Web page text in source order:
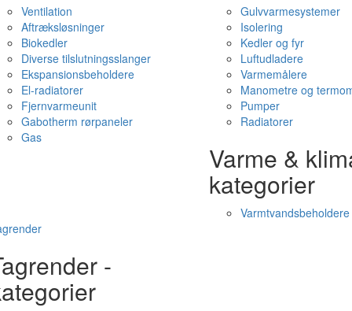
Ventilation
Aftræksløsninger
Biokedler
Diverse tilslutningsslanger
Ekspansionsbeholdere
El-radiatorer
Fjernvarmeunit
Gabotherm rørpaneler
Gas
Gulvvarmesystemer
Isolering
Kedler og fyr
Luftudladere
Varmemålere
Manometre og
Pumper
Radiatorer
Varme &
kategorier
Varmtvandsbeholdere
-